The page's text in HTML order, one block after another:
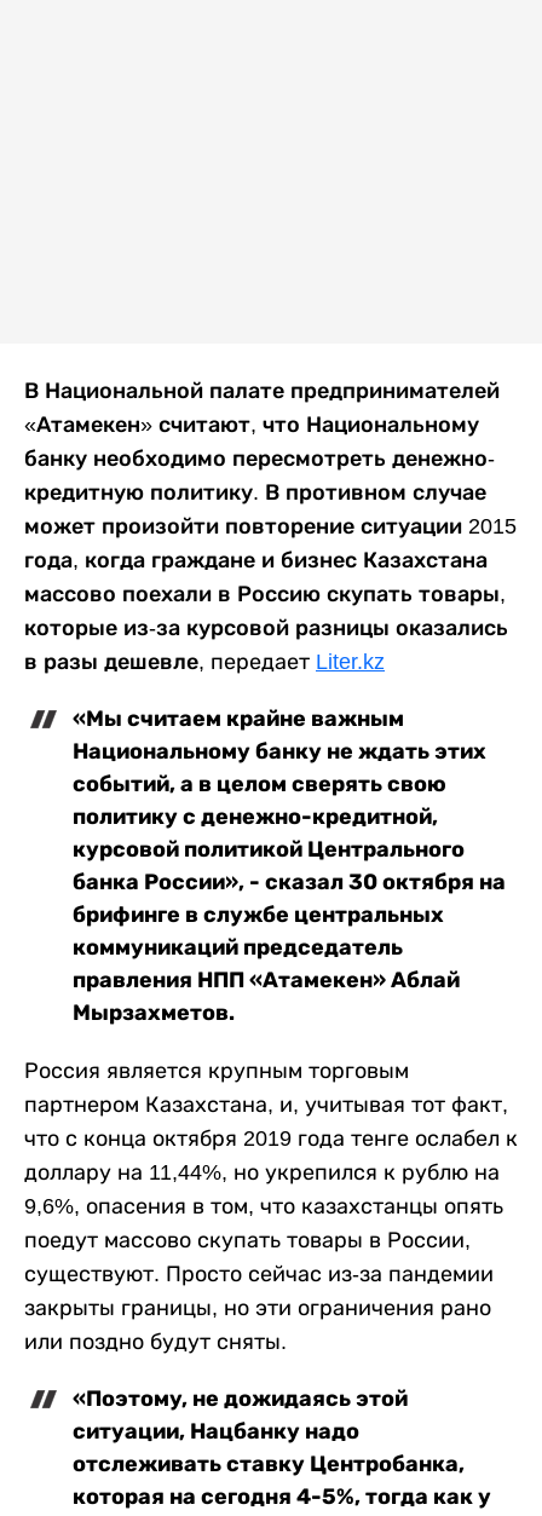
В Национальной палате предпринимателей
«Атамекен» считают, что Национальному
банку необходимо пересмотреть денежно-
кредитную политику. В противном случае
может произойти повторение ситуации 2015
года, когда граждане и бизнес Казахстана
массово поехали в Россию скупать товары,
которые из-за курсовой разницы оказались
в разы дешевле, передает Liter.kz
«Мы считаем крайне важным
Национальному банку не ждать этих
событий, а в целом сверять свою
политику с денежно-кредитной,
курсовой политикой Центрального
банка России», - сказал 30 октября на
брифинге в службе центральных
коммуникаций председатель
правления НПП «Атамекен» Аблай
Мырзахметов.
Россия является крупным торговым
партнером Казахстана, и, учитывая тот факт,
что с конца октября 2019 года тенге ослабел к
доллару на 11,44%, но укрепился к рублю на
9,6%, опасения в том, что казахстанцы опять
поедут массово скупать товары в России,
существуют. Просто сейчас из-за пандемии
закрыты границы, но эти ограничения рано
или поздно будут сняты.
«Поэтому, не дожидаясь этой
ситуации, Нацбанку надо
отслеживать ставку Центробанка,
которая на сегодня 4-5%, тогда как у